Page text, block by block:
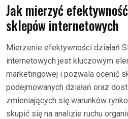
Jak mierzyć
sklepów internetowych
Mierzenie efektywności działań
internetowych jest kluczowym
marketingowej i pozwala ocenić
podejmowanych działań oraz
zmieniających się warunków
skupić się na analizie ruchu